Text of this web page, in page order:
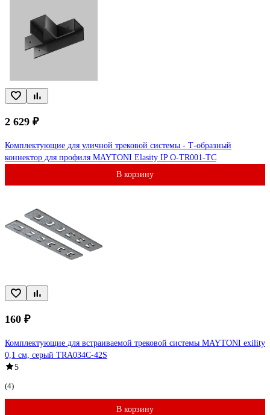
2 629 ₽
Комплектующие для уличной трековой системы - Т-образный
коннектор для профиля MAYTONI Elasity IP O-TR001-TC
В корзину
160 ₽
Комплектующие для встраиваемой трековой системы MAYTONI exility
0,1 см, серый TRA034C-42S
5
(4)
В корзину